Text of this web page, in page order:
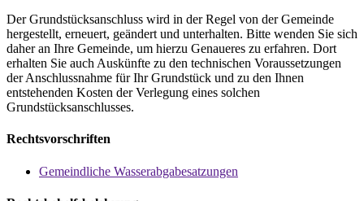
Der Grundstücksanschluss wird in der Regel von der Gemeinde
hergestellt, erneuert, geändert und unterhalten. Bitte wenden Sie sich
daher an Ihre Gemeinde, um hierzu Genaueres zu erfahren. Dort
erhalten Sie auch Auskünfte zu den technischen Voraussetzungen
der Anschlussnahme für Ihr Grundstück und zu den Ihnen
entstehenden Kosten der Verlegung eines solchen
Grundstücksanschlusses.
Rechtsvorschriften
Gemeindliche Wasserabgabesatzungen